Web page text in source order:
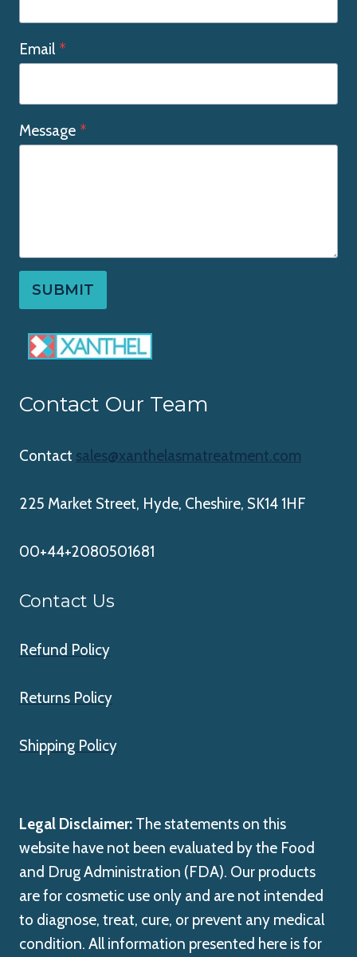
Email *
Message *
SUBMIT
Contact Our Team
Contact sales@xanthelasmatreatment.com
225 Market Street, Hyde, Cheshire, SK14 1HF
00+44+2080501681
Contact Us
Refund Policy
Returns Policy
Shipping Policy
Legal Disclaimer: The statements on this
website have not been evaluated by the Food
and Drug Administration (FDA). Our products
are for cosmetic use only and are not intended
to diagnose, treat, cure, or prevent any medical
condition. All information presented here is for